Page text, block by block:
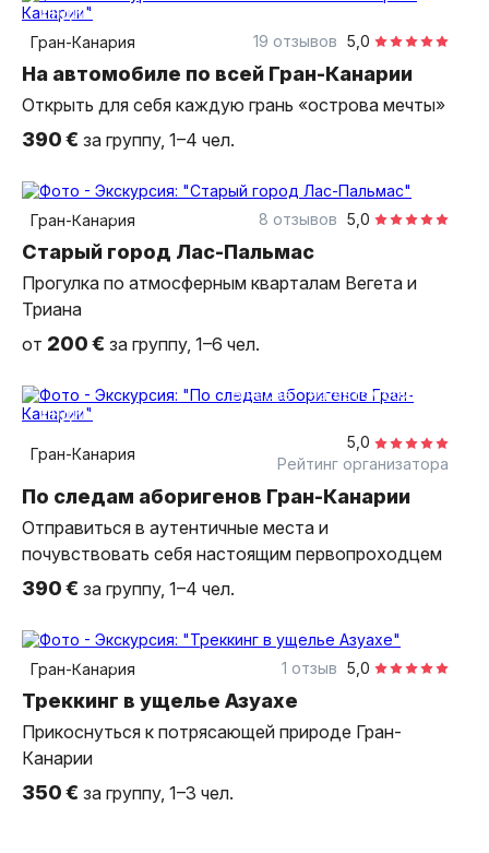
индивидуальная
Гран-Канария
5,0
19 отзывов
На автомобиле по всей Гран-Канарии
Открыть для себя каждую грань «острова мечты»
390 € за группу, 1–4 чел.
Гран-Канария 5,0
8 отзывов
Старый город Лас-Пальмас
Прогулка по атмосферным кварталам Вегета и
Триана
от 200 € за группу, 1–6 чел.
6 часов
на автомобиле
индивидуальная
Гран-Канария
5,0
Рейтинг организатора
По следам аборигенов Гран-Канарии
Отправиться в аутентичные места и
почувствовать себя настоящим первопроходцем
390 € за группу, 1–4 чел.
Гран-Канария 5,0
1 отзыв
Треккинг в ущелье Азуахе
Прикоснуться к потрясающей природе Гран-
Канарии
350 € за группу, 1–3 чел.